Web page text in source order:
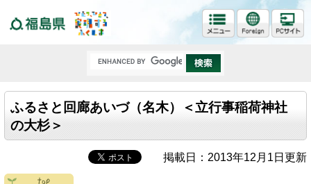
ふるさと回廊あいづ（名木）＜立行事稲荷神社
の大杉＞
掲載日：2013年12月1日更新